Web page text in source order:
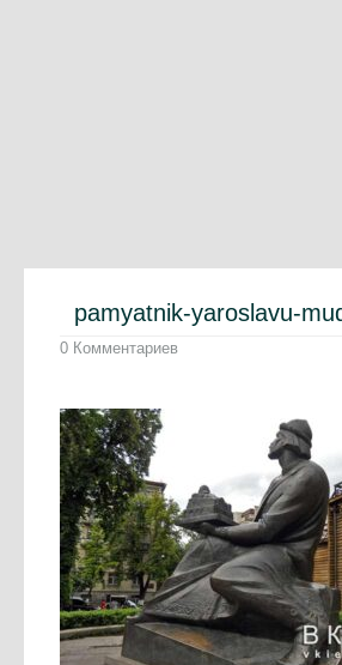
pamyatnik-yaroslavu-
0 Комментариев